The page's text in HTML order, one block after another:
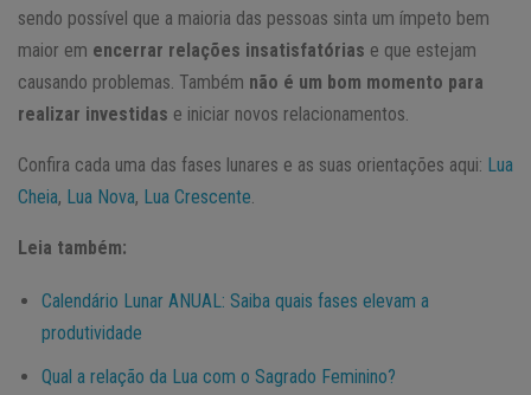
sendo possível que a maioria das pessoas sinta um ímpeto bem
maior em encerrar relações insatisfatórias e que estejam
causando problemas. Também não é um bom momento para
realizar investidas e iniciar novos relacionamentos.
Confira cada uma das fases lunares e as suas orientações aqui: Lua
Cheia, Lua Nova, Lua Crescente
Leia também:
Calendário Lunar ANUAL: Saiba quais fases elevam a
produtividade
Qual a relação da Lua com o Sagrado Feminino?